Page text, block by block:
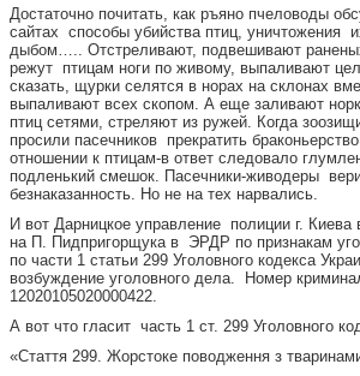
Достаточно почитать, как ръяно пчеловоды
сайтах способы убийства птиц, уничтожения
дыбом….. Отстреливают, подвешивают
режут птицам ноги по живому, выпаливают
сказать, щурки селятся в норах на склонах
выпаливают всех скопом. А еще заливают
птиц сетями, стреляют из ружей. Когда
просили пасечников прекратить
отношении к птицам-в ответ следовало
подленький смешок. Пасечники-живодеры
безнаказанность. Но не на тех нарвались.
И вот Дарницкое управление полиции г.
на П. Пидпригорщука в ЭРДР по признакам
по части 1 статьи 299 Уголовного кодекса
возбуждение уголовного дела. Номер
12020105020000422.
А вот что гласит часть 1 ст. 299 Уголовного
«Стаття 299. Жорстоке поводження з